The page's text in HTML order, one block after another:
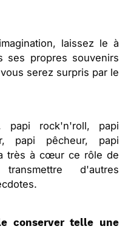
laissez le à
ses propres souvenirs
serez surpris par le
papi rock'n'roll, papi
papi pêcheur, papi
très à cœur ce rôle de
d'autres
conserver telle une